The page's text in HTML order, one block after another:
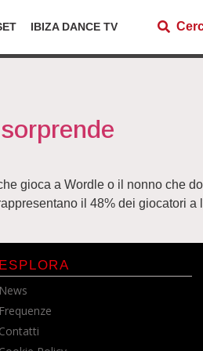
IBIZA DANCE TV
gioca a Wordle o il nonno che
il 48% dei giocatori
ESPLORA
News
Frequenze
Contatti